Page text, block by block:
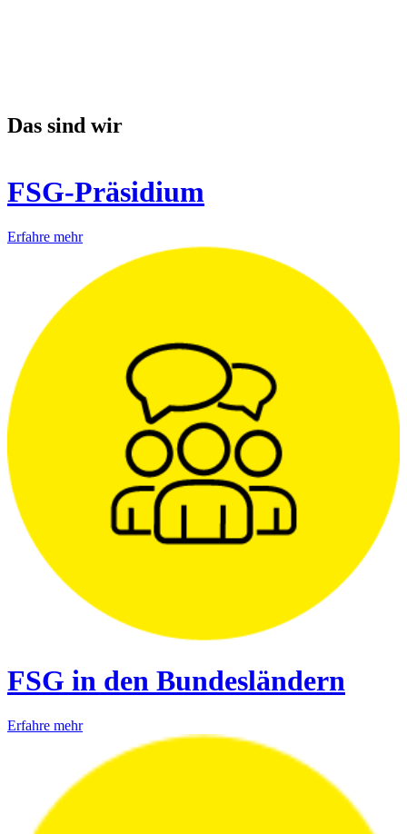
Das sind wir
FSG-Präsidium
Erfahre mehr
FSG in den Bundesländern
Erfahre mehr